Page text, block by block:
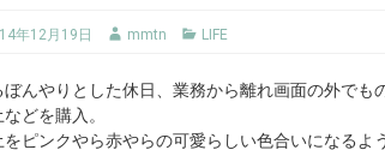
年12月19日 mmtn LIFE
ぼんやりとした休日、業務から離れ画面の外で
どを購入。
をピンクやら赤やらの可愛らしい色合いになる